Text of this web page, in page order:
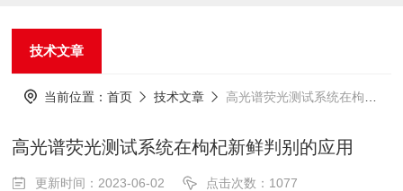
技术文章
当前位置：首页 技术文章 高光谱荧光测试系统在枸杞新鲜判别的应用
高光谱荧光测试系统在枸杞新鲜判别的应用
更新时间：2023-06-02 点击次数：1077